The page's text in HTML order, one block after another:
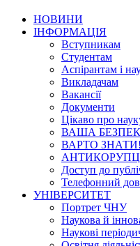
НОВИНИ
ІНФОРМАЦІЯ
Вступникам
Студентам
Аспірантам і
Викладачам
Вакансії
Документи
Цікаво про
ВАША
ВАРТО ЗНАТИ!
Доступ до
Телефонний
УНІВЕРСИТЕТ
Портрет ЧНУ
Наукова й
Наукові